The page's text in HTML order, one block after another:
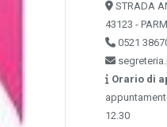
STRADA
43123 -
0521
Orario di
12.30